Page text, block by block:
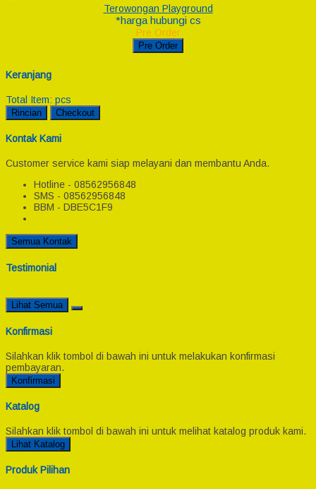
Terowongan Playground
*harga hubungi cs
Pre Order
Pre Order
Keranjang
Total Item: pcs
Rincian Checkout
Kontak Kami
Customer service kami siap melayani dan membantu Anda.
Hotline - 08562956848
SMS - 08562956848
BBM - DBE5C1F9
Semua Kontak
Testimonial
Lihat Semua
Konfirmasi
Silahkan klik tombol di bawah ini untuk melakukan konfirmasi
pembayaran.
Konfirmasi
Katalog
Silahkan klik tombol di bawah ini untuk melihat katalog produk kami.
Lihat Katalog
Produk Pilihan